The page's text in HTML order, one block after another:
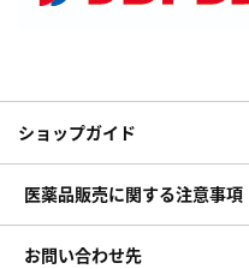
ショップガイド
医薬品販売に関する注意事項
お問い合わせ先